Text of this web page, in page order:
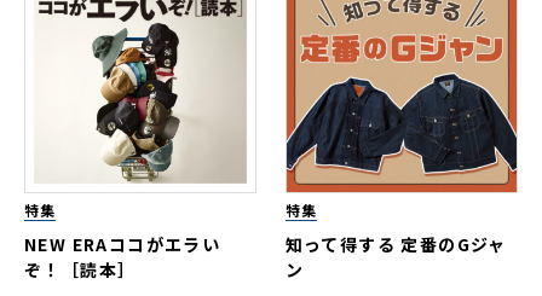
特集
NEW ERAココがエラい
ぞ！［読本］
特集
知って得する 定番のGジャ
ン